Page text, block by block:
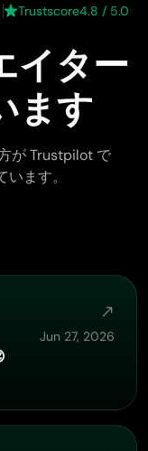
Trustscore4.8 / 5.0
イター
ます
が Trustpilot で
ます。
Jun 27, 2026